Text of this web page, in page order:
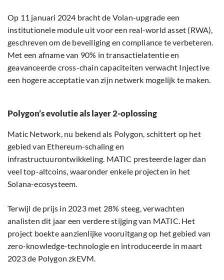
Op 11 januari 2024 bracht de Volan-upgrade een
institutionele module uit voor een real-world asset (RWA),
geschreven om de beveiliging en compliance te verbeteren.
Met een afname van 90% in transactielatentie en
geavanceerde cross-chain capaciteiten verwacht Injective
een hogere acceptatie van zijn netwerk mogelijk te maken.
Polygon’s evolutie als layer 2-oplossing
Matic Network, nu bekend als Polygon, schittert op het
gebied van Ethereum-schaling en
infrastructuurontwikkeling. MATIC presteerde lager dan
veel top-altcoins, waaronder enkele projecten in het
Solana-ecosysteem.
Terwijl de prijs in 2023 met 28% steeg, verwachten
analisten dit jaar een verdere stijging van MATIC. Het
project boekte aanzienlijke vooruitgang op het gebied van
zero-knowledge-technologie en introduceerde in maart
2023 de Polygon zkEVM.